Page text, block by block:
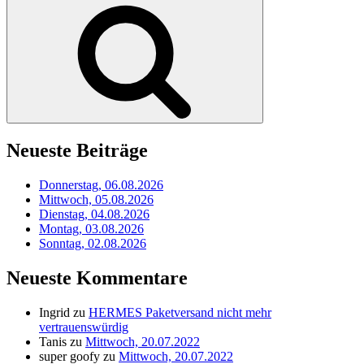
Neueste Beiträge
Donnerstag, 06.08.2026
Mittwoch, 05.08.2026
Dienstag, 04.08.2026
Montag, 03.08.2026
Sonntag, 02.08.2026
Neueste Kommentare
Ingrid zu HERMES Paketversand nicht mehr
vertrauenswürdig
Tanis zu Mittwoch, 20.07.2022
super goofy zu Mittwoch, 20.07.2022